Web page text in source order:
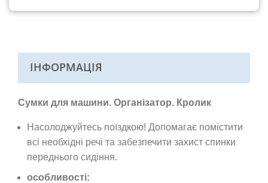
ІНФОРМАЦІЯ
Сумки для машини. Організатор. Кролик
Насолоджуйтесь поїздкою! Допомагає помістити
всі необхідні речі та забезпечити захист спинки
переднього сидіння.
особливості: